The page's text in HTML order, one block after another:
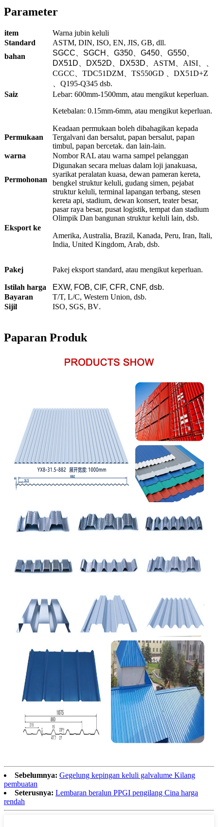
Parameter
item
Warna jubin keluli
Standard
ASTM, DIN, ISO, EN, JIS, GB, dll.
bahan
SGCC SGCH G350 G450 G550
DX51D
DX52D DX53D 、ASTM、AISI、、
CGCC、TDC51DZM、TS550GD 、DX51D+Z
、Q195-Q345 dsb.
Saiz
Lebar: 600mm-1500mm, atau mengikut keperluan.
Ketebalan: 0.15mm-6mm, atau mengikut keperluan.
Permukaan
Keadaan permukaan boleh dibahagikan kepada
Tergalvani dan bersalut, papan bersalut, papan
timbul, papan bercetak. dan lain-lain.
warna
Nombor RAL atau warna sampel pelanggan
Permohonan
Digunakan secara meluas dalam loji janakuasa,
syarikat peralatan kuasa, dewan pameran kereta,
bengkel struktur keluli, gudang simen, pejabat
struktur keluli, terminal lapangan terbang, stesen
kereta api, stadium, dewan konsert, teater besar,
pasar raya besar, pusat logistik, tempat dan stadium
Olimpik Dan bangunan struktur keluli lain, dsb.
Eksport ke
Amerika, Australia, Brazil, Kanada, Peru, Iran, Itali,
India, United Kingdom, Arab, dsb.
Pakej Pakej eksport standard, atau mengikut keperluan.
Istilah harga
EXW, FOB, CIF, CFR, CNF, dsb.
Bayaran
T/T, L/C, Western Union, dsb.
Sijil
ISO, SGS, BV.
Paparan Produk
Sebelumnya: Gegelung kepingan keluli galvalume Kilang
pembuatan
Seterusnya: Lembaran beralun PPGI pengilang Cina harga
rendah